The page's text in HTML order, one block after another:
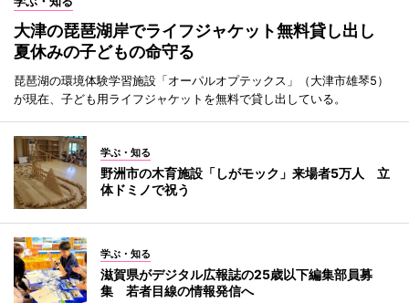
大津の琵琶湖岸でライフジャケット無料貸し出し
夏休みの子どもの命守る
琵琶湖の環境体験学習施設「オーパルオプテックス」（大津市雄琴5）
が現在、子ども用ライフジャケットを無料で貸し出している。
学ぶ・知る
野洲市の木育施設「しがモック」来場者5万人 立
体ドミノで祝う
学ぶ・知る
滋賀県がデジタル広報誌の25歳以下編集部員募
集 若者目線の情報発信へ